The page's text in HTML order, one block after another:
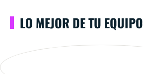
LO MEJOR DE TU EQUIPO